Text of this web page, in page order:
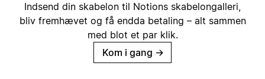
Indsend din skabelon til Notions skabelongalleri,
bliv fremhævet og få endda betaling – alt sammen
med blot et par klik.
Kom i gang →